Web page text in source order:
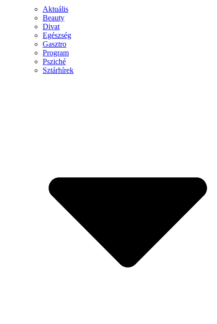
Aktuális
Beauty
Divat
Egészség
Gasztro
Program
Psziché
Sztárhírek